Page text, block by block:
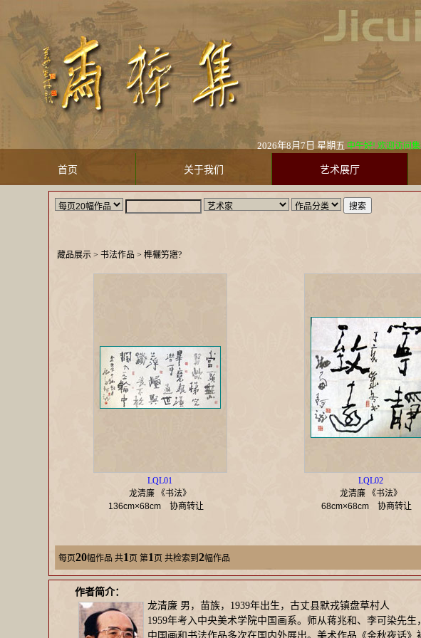
2026年8月7日 星期五 中午好! 欢迎访问集粹
首页 关于我们 艺术展厅
藏品展示> 书法作品 > 榫欐竻寤?
LQL01
龙清廉 《书法》
136cm×68cm协商转让
LQL02
龙清廉 《书法》
68cm×68cm 协商转让
每页20幅作品 共1 页 第1 页 共检索到 2幅作品
作者简介：
龙清廉 男，苗族，1939年出生，古丈县默戎镇盘草村人
1959年考入中央美术学院中国画系。师从蒋兆和、李可染先
中国画和书法作品多次在国内外展出。美术作品《金秋夜话